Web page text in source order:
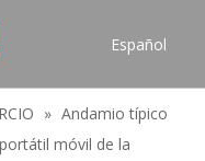
Español
Pусский
Français
» Andamio típico
móvil de la